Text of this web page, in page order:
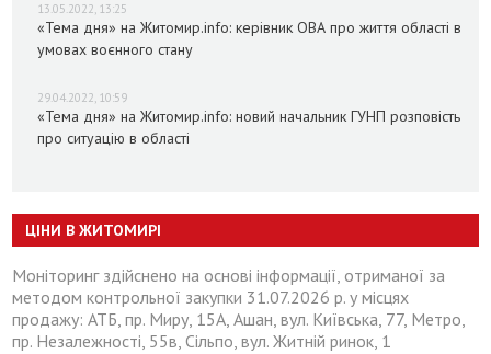
13.05.2022, 13:25
«Тема дня» на Житомир.info: керівник ОВА про життя області в
умовах воєнного стану
29.04.2022, 10:59
«Тема дня» на Житомир.info: новий начальник ГУНП розповість
про ситуацію в області
ЦІНИ В ЖИТОМИРІ
Моніторинг здійснено на основі інформації, отриманої за
методом контрольної закупки 31.07.2026 р. у місцях
продажу: АТБ, пр. Миру, 15А, Ашан, вул. Київська, 77, Метро,
пр. Незалежності, 55в, Сільпо, вул. Житній ринок, 1